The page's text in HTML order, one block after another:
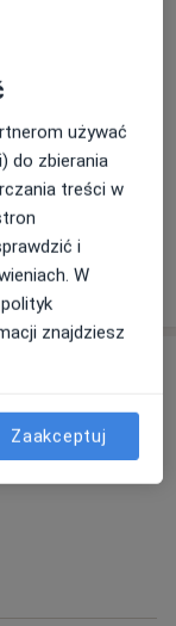
miejscu
Pokaż wszystkie
(pierwsza
Popularna
używać
do zbierania
treści w
i
W
znajdziesz
Zaakceptuj